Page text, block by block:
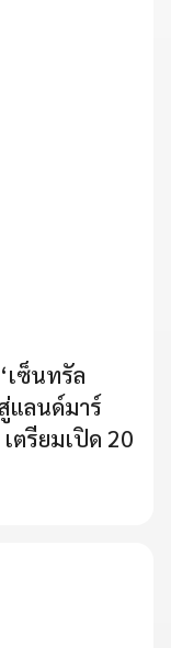
เซ็นทรัล
แลนด์มาร์
ตรียมเปิด 20